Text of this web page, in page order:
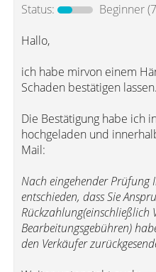
Status:
Beginner
Hallo,
ich habe mirvon einem
Schaden bestätigen lassen.
Die Bestätigung habe ich
hochgeladen und
Mail:
Nach eingehender Prüfung
entschieden, dass Sie
Rückzahlung(einschließlich
Bearbeitungsgebühren)
den Verkäufer